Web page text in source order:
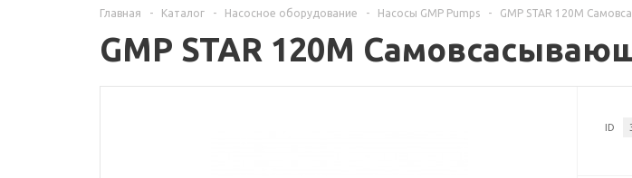
Главная - Каталог - Насосное оборудование - Насосы GMP Pumps - GMP STAR 120M
GMP STAR 120M
ID